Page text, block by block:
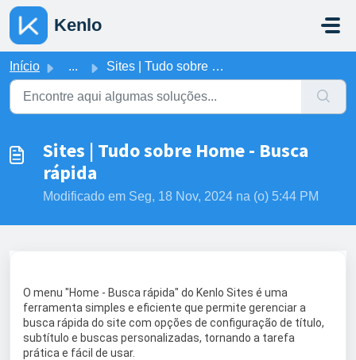
Ir para o conteúdo principal
Kenlo
Início ... Sites | Tudo sobre Home - Busca rápida
Sites | Tudo sobre Home - Busca
rápida
Modificado em Seg, 18 Nov, 2024 na (o) 5:44 PM
O menu "Home - Busca rápida" do Kenlo Sites é uma
ferramenta simples e eficiente que permite gerenciar a
busca rápida do site com opções de configuração de título,
subtítulo e buscas personalizadas, tornando a tarefa
prática e fácil de usar.